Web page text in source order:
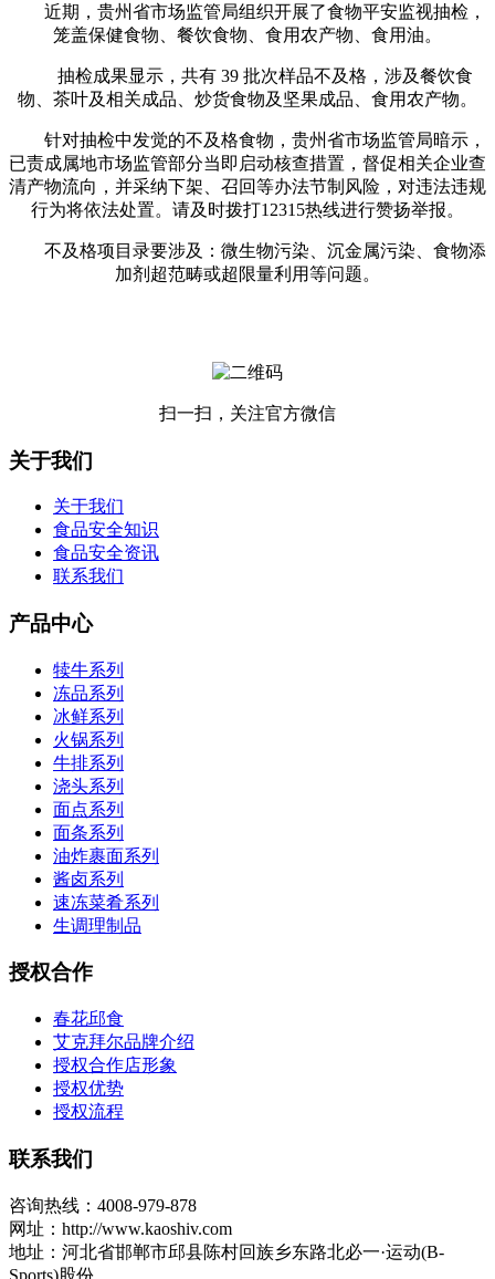
近期，贵州省市场监管局组织开展了食物平安监视抽检，
笼盖保健食物、餐饮食物、食用农产物、食用油。
抽检成果显示，共有 39 批次样品不及格，涉及餐饮食
物、茶叶及相关成品、炒货食物及坚果成品、食用农产物。
针对抽检中发觉的不及格食物，贵州省市场监管局暗示，
已责成属地市场监管部分当即启动核查措置，督促相关企业查
清产物流向，并采纳下架、召回等办法节制风险，对违法违规
行为将依法处置。请及时拨打12315热线进行赞扬举报。
不及格项目录要涉及：微生物污染、沉金属污染、食物添
加剂超范畴或超限量利用等问题。
扫一扫，关注官方微信
关于我们
关于我们
食品安全知识
食品安全资讯
联系我们
产品中心
犊牛系列
冻品系列
冰鲜系列
火锅系列
牛排系列
浇头系列
面点系列
面条系列
油炸裹面系列
酱卤系列
速冻菜肴系列
生调理制品
授权合作
春花邱食
艾克拜尔品牌介绍
授权合作店形象
授权优势
授权流程
联系我们
咨询热线：4008-979-878
网址：http://www.kaoshiv.com
地址：河北省邯郸市邱县陈村回族乡东路北必一·运动(B-
Sports)股份